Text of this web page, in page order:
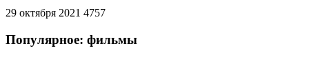
29 октября 2021 4757
Популярное: фильмы